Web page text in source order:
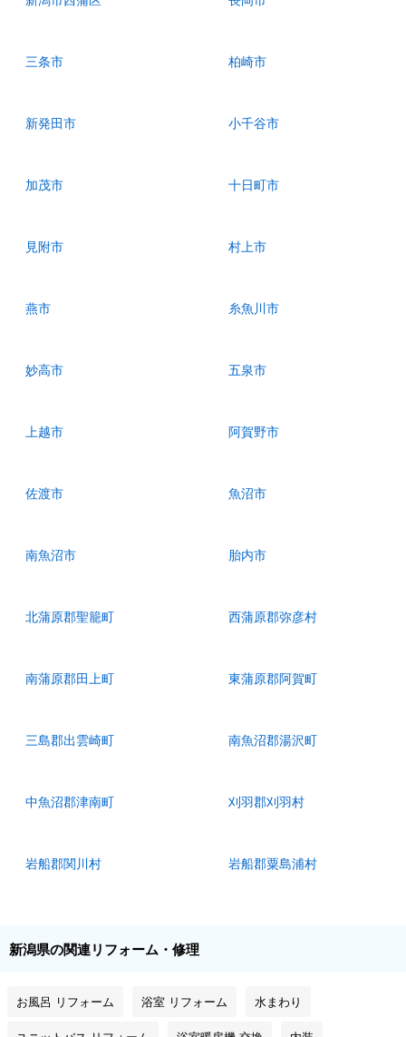
三条市 柏崎市
新発田市 小千谷市
加茂市 十日町市
見附市 村上市
燕市 糸魚川市
妙高市 五泉市
上越市 阿賀野市
佐渡市 魚沼市
南魚沼市 胎内市
北蒲原郡聖籠町 西蒲原郡弥彦村
南蒲原郡田上町 東蒲原郡阿賀町
三島郡出雲崎町 南魚沼郡湯沢町
中魚沼郡津南町 刈羽郡刈羽村
岩船郡関川村 岩船郡粟島浦村
新潟県の関連リフォーム・修理
お風呂 リフォーム 浴室 リフォーム 水まわり